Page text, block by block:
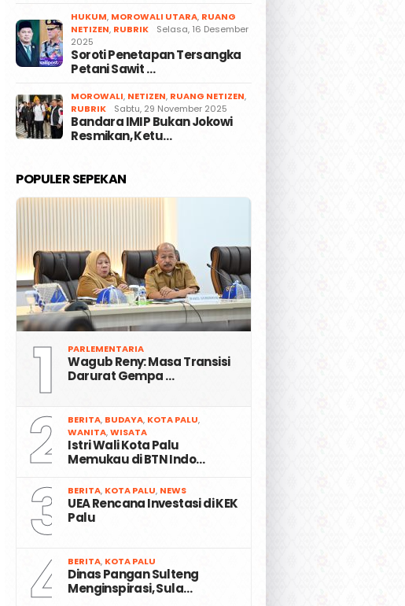
HUKUM, MOROWALI UTARA, RUANG
NETIZEN, RUBRIK
Selasa, 16 Desember
2025
Soroti Penetapan Tersangka
Petani Sawit …
MOROWALI, NETIZEN, RUANG NETIZEN,
RUBRIK
Sabtu, 29 November 2025
Bandara IMIP Bukan Jokowi
Resmikan, Ketu…
POPULER SEPEKAN
1 PARLEMENTARIA
Wagub Reny: Masa Transisi
Darurat Gempa …
2 BERITA, BUDAYA, KOTA PALU,
WANITA,WISATA
Istri Wali Kota Palu
Memukau di BTN Indo…
3 BERITA, KOTA PALU, NEWS
UEA Rencana Investasi di KEK
Palu
4 BERITA, KOTA PALU
Dinas Pangan Sulteng
Menginspirasi, Sula…